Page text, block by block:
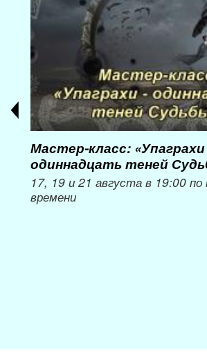
Мастер-класс: «Упаграхи
одиннадцать теней
17, 19 и 21 августа в 19:00 по
времени